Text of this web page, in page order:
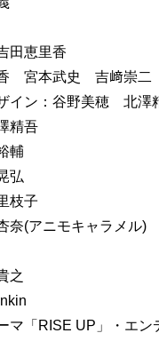
田恵里香
宮本武史 吉﨑崇⼆
イン：谷野美穂 北
精吾
輔
弘
枝子
奈(アニモキャラメル)
之
マ「RISE UP」・エン